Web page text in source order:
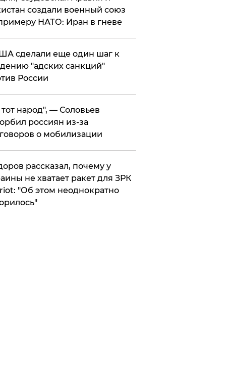
создали военный союз
НАТО: Иран в гневе
сделали еще один шаг к
"адских санкций"
России
народ", — Соловьев
россиян из-за
о мобилизации
рассказал, почему у
не хватает ракет для ЗРК
"Об этом неоднократно